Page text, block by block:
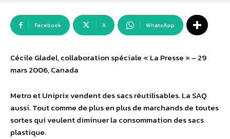
Facebook X WhatsApp
Cécile Gladel, collaboration spéciale « La Presse » – 29
mars 2006, Canada
Metro et Uniprix vendent des sacs réutilisables. La SAQ
aussi. Tout comme de plus en plus de marchands de toutes
sortes qui veulent diminuer la consommation des sacs
plastique.